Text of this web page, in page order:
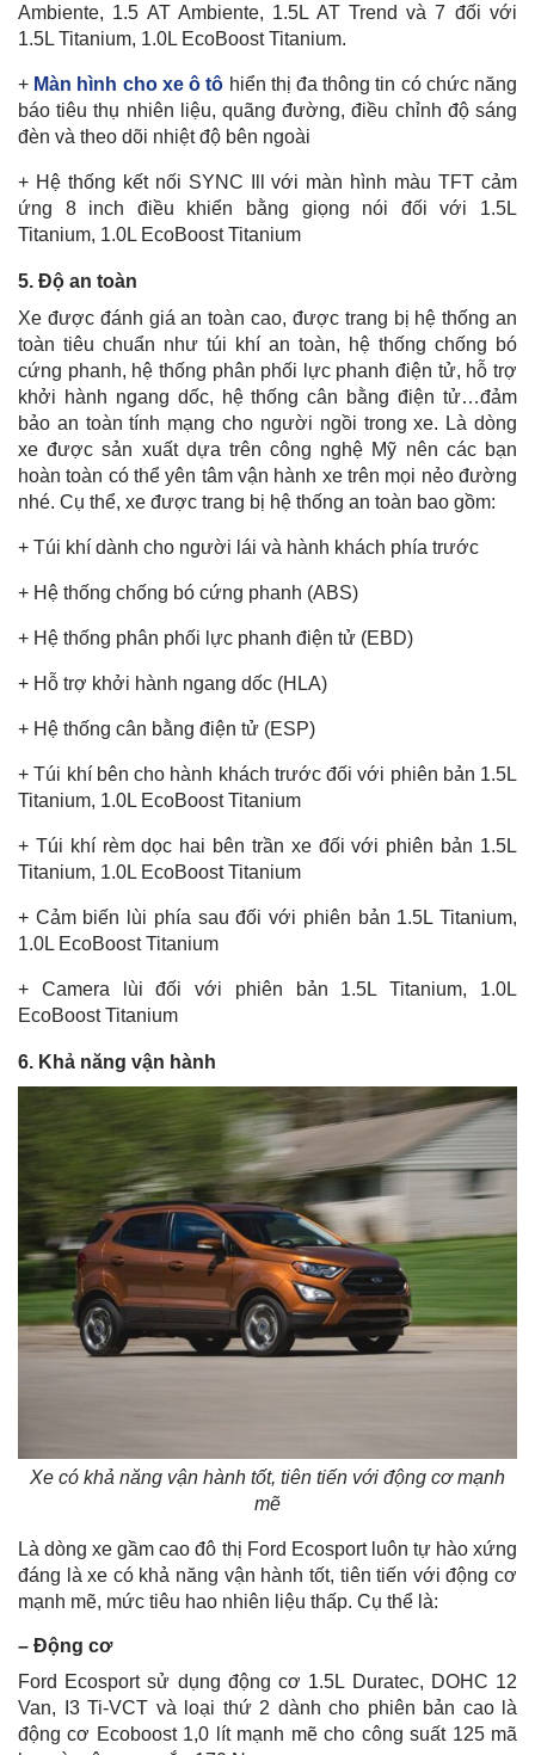
Ambiente, 1.5 AT Ambiente, 1.5L AT Trend và 7 đối với
1.5L Titanium, 1.0L EcoBoost Titanium.
+ Màn hình cho xe ô tô hiển thị đa thông tin có chức năng
báo tiêu thụ nhiên liệu, quãng đường, điều chỉnh độ sáng
đèn và theo dõi nhiệt độ bên ngoài
+ Hệ thống kết nối SYNC Ill với màn hình màu TFT cảm
ứng 8 inch điều khiển bằng giọng nói đối với 1.5L
Titanium, 1.0L EcoBoost Titanium
5. Độ an toàn
Xe được đánh giá an toàn cao, được trang bị hệ thống an
toàn tiêu chuẩn như túi khí an toàn, hệ thống chống bó
cứng phanh, hệ thống phân phối lực phanh điện tử, hỗ trợ
khởi hành ngang dốc, hệ thống cân bằng điện tử…đảm
bảo an toàn tính mạng cho người ngồi trong xe. Là dòng
xe được sản xuất dựa trên công nghệ Mỹ nên các bạn
hoàn toàn có thể yên tâm vận hành xe trên mọi nẻo đường
nhé. Cụ thể, xe được trang bị hệ thống an toàn bao gồm:
+ Túi khí dành cho người lái và hành khách phía trước
+ Hệ thống chống bó cứng phanh (ABS)
+ Hệ thống phân phối lực phanh điện tử (EBD)
+ Hỗ trợ khởi hành ngang dốc (HLA)
+ Hệ thống cân bằng điện tử (ESP)
+ Túi khí bên cho hành khách trước đối với phiên bản 1.5L
Titanium, 1.0L EcoBoost Titanium
+ Túi khí rèm dọc hai bên trần xe đối với phiên bản 1.5L
Titanium, 1.0L EcoBoost Titanium
+ Cảm biến lùi phía sau đối với phiên bản 1.5L Titanium,
1.0L EcoBoost Titanium
+ Camera lùi đối với phiên bản 1.5L Titanium, 1.0L
EcoBoost Titanium
6. Khả năng vận hành
Xe có khả năng vận hành tốt, tiên tiến với động cơ mạnh
mẽ
Là dòng xe gầm cao đô thị Ford Ecosport luôn tự hào xứng
đáng là xe có khả năng vận hành tốt, tiên tiến với động cơ
mạnh mẽ, mức tiêu hao nhiên liệu thấp. Cụ thể là:
– Động cơ
Ford Ecosport sử dụng động cơ 1.5L Duratec, DOHC 12
Van, I3 Ti-VCT và loại thứ 2 dành cho phiên bản cao là
động cơ Ecoboost 1,0 lít mạnh mẽ cho công suất 125 mã